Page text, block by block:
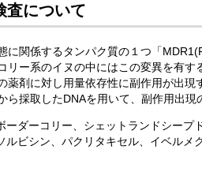
査について
に関係するタンパク質の１つ「
リー系のイヌの中にはこの変異を有
薬剤に対し用量依存性に副作用が出
ら採取したDNAを用いて、副作用出
ーダーコリー、シェットランドシープ
ルビシン、パクリタキセル、イベルメ